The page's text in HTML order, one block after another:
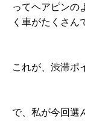
ってヘアピンの
く車がたくさん
これが、渋滞ポ
で、私が今回選